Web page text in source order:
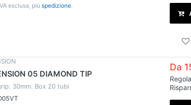
esclusa, più spedizione.
05 DIAMOND TIP
30mm. Box 20 tubi
Da